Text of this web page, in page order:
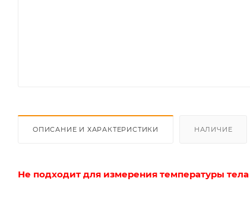
ОПИСАНИЕ И ХАРАКТЕРИСТИКИ НАЛИЧИЕ
Не подходит для измерения температуры